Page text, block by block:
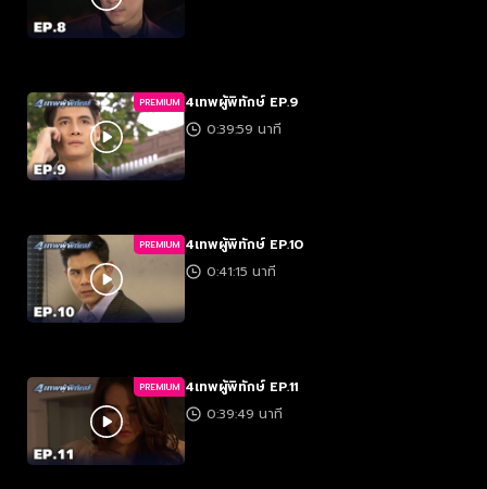
PREMIUM 4เทพผู้พิทักษ์ EP.9
0:39:59 นาที
PREMIUM 4เทพผู้พิทักษ์ EP.10
0:41:15 นาที
PREMIUM 4เทพผู้พิทักษ์ EP.11
0:39:49 นาที